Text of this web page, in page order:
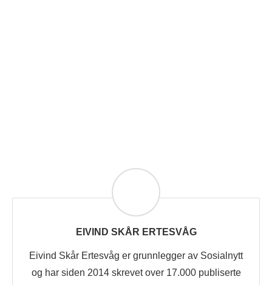
EIVIND SKÅR ERTESVÅG
Eivind Skår Ertesvåg er grunnlegger av Sosialnytt
og har siden 2014 skrevet over 17.000 publiserte